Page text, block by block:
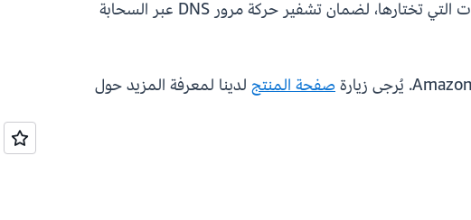
استخدام DoH على نقاط النهاية (الواردة والصادرة) وإنشاء قواعد لإعادة توجيه حركة مرور DoH إلى الوجهات التي تختارها، لضمان تشفير حركة مرور DNS عبر السحابة
صفحة المنتج لدينا لمعرفة المزيد حول